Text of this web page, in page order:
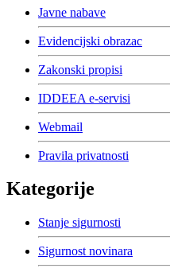
Javne nabave
Evidencijski obrazac
Zakonski propisi
IDDEEA e-servisi
Webmail
Pravila privatnosti
Kategorije
Stanje sigurnosti
Sigurnost novinara